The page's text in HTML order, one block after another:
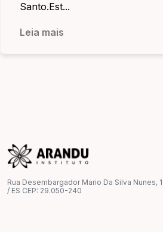
Santo.Est...
Leia mais
Rua Desembargador Mario Da Silva Nunes,
/ ES CEP: 29.050-240